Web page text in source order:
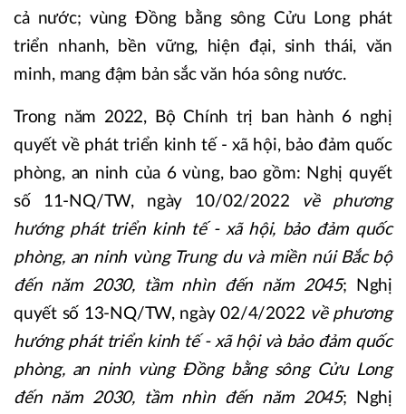
cả nước; vùng Đồng bằng sông Cửu Long phát
triển nhanh, bền vững, hiện đại, sinh thái, văn
minh, mang đậm bản sắc văn hóa sông nước.
Trong năm 2022, Bộ Chính trị ban hành 6 nghị
quyết về phát triển kinh tế - xã hội, bảo đảm quốc
phòng, an ninh của 6 vùng, bao gồm: Nghị quyết
số 11-NQ/TW, ngày 10/02/2022 về phương
hướng phát triển kinh tế - xã hội, bảo đảm quốc
phòng, an ninh vùng Trung du và miền núi Bắc bộ
đến năm 2030, tầm nhìn đến năm 2045; Nghị
quyết số 13-NQ/TW, ngày 02/4/2022 về phương
hướng phát triển kinh tế - xã hội và bảo đảm quốc
phòng, an ninh vùng Đồng bằng sông Cửu Long
đến năm 2030, tầm nhìn đến năm 2045; Nghị